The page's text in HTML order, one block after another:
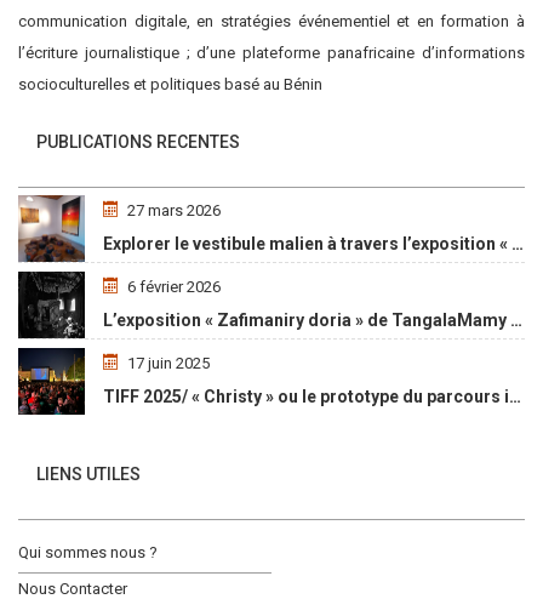
communication digitale, en stratégies événementiel et en formation à
l’écriture journalistique ; d’une plateforme panafricaine d’informations
socioculturelles et politiques basé au Bénin
PUBLICATIONS RECENTES
27 mars 2026
Explorer le vestibule malien à travers l’exposition « Maaya Bulon »
6 février 2026
L’exposition « Zafimaniry doria » de TangalaMamy honore la mémoire d’un peuple malgache
17 juin 2025
TIFF 2025/ « Christy » ou le prototype du parcours initiatique
LIENS UTILES
Qui sommes nous ?
Nous Contacter